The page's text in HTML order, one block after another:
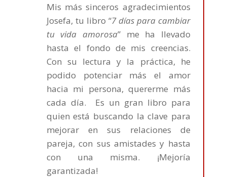
Mis más sinceros agradecimientos
Josefa, tu libro “7 días para cambiar
tu vida amorosa” me ha llevado
hasta el fondo de mis creencias.
Con su lectura y la práctica, he
podido potenciar más el amor
hacia mi persona, quererme más
cada día. Es un gran libro para
quien está buscando la clave para
mejorar en sus relaciones de
pareja, con sus amistades y hasta
con una misma. ¡Mejoría
garantizada!